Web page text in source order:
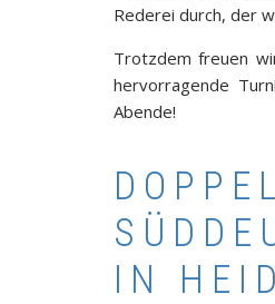
Rederei durch, der
Trotzdem freuen
hervorragende
Abende!
IN